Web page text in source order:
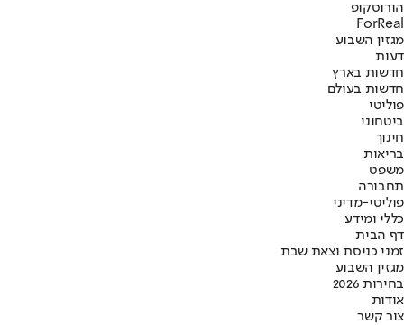
הורוסקופ
ForReal
מגזין השבוע
דעות
חדשות בארץ
חדשות בעולם
פוליטי
ביטחוני
חינוך
בריאות
משפט
תחבורה
פוליטי-מדיני
כללי ומידע
דף הבית
זמני כניסת וצאת שבת
מגזין השבוע
בחירות 2026
אודות
צור קשר